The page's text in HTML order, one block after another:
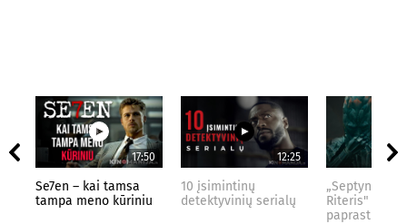
17:50
Se7en – kai tamsa
tampa meno kūriniu
12:25
10 įsimintinų
detektyvinių serialų
„Septynių
Riteris" – kai
paprastumas